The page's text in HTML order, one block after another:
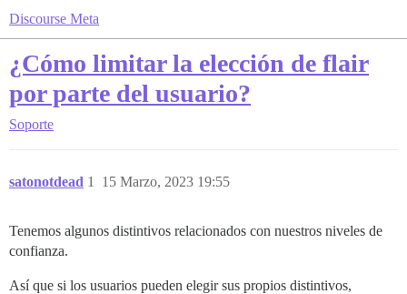
Discourse Meta
¿Cómo limitar la elección de flair
por parte del usuario?
Soporte
satonotdead 15 Marzo, 2023 19:55
1
Tenemos algunos distintivos relacionados con nuestros niveles de
confianza.
Así que si los usuarios pueden elegir sus propios distintivos,